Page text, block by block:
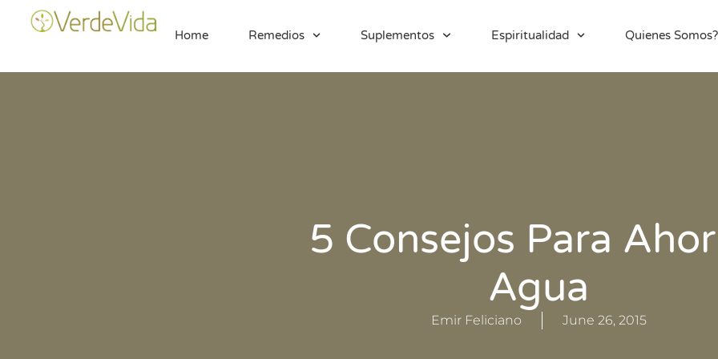
Home Remedios Suplementos Espiritualidad Quienes Somos?
5 Consejos Para
Agua
Emir Feliciano June 26, 2015